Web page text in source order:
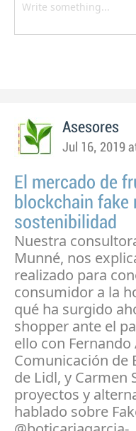
Asesores
Jul 16, 2019
El mercado de
blockchain fake
sostenibilidad
Nuestra
Munné, nos
realizado para
consumidor a la
qué ha surgido
shopper ante el
ello con
Comunicación de
de Lidl, y Carmen
proyectos y
hablado sobre